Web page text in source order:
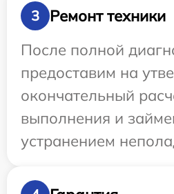
3
Ремонт техники
После полной
предоставим на
окончательный
выполнения и
устранением